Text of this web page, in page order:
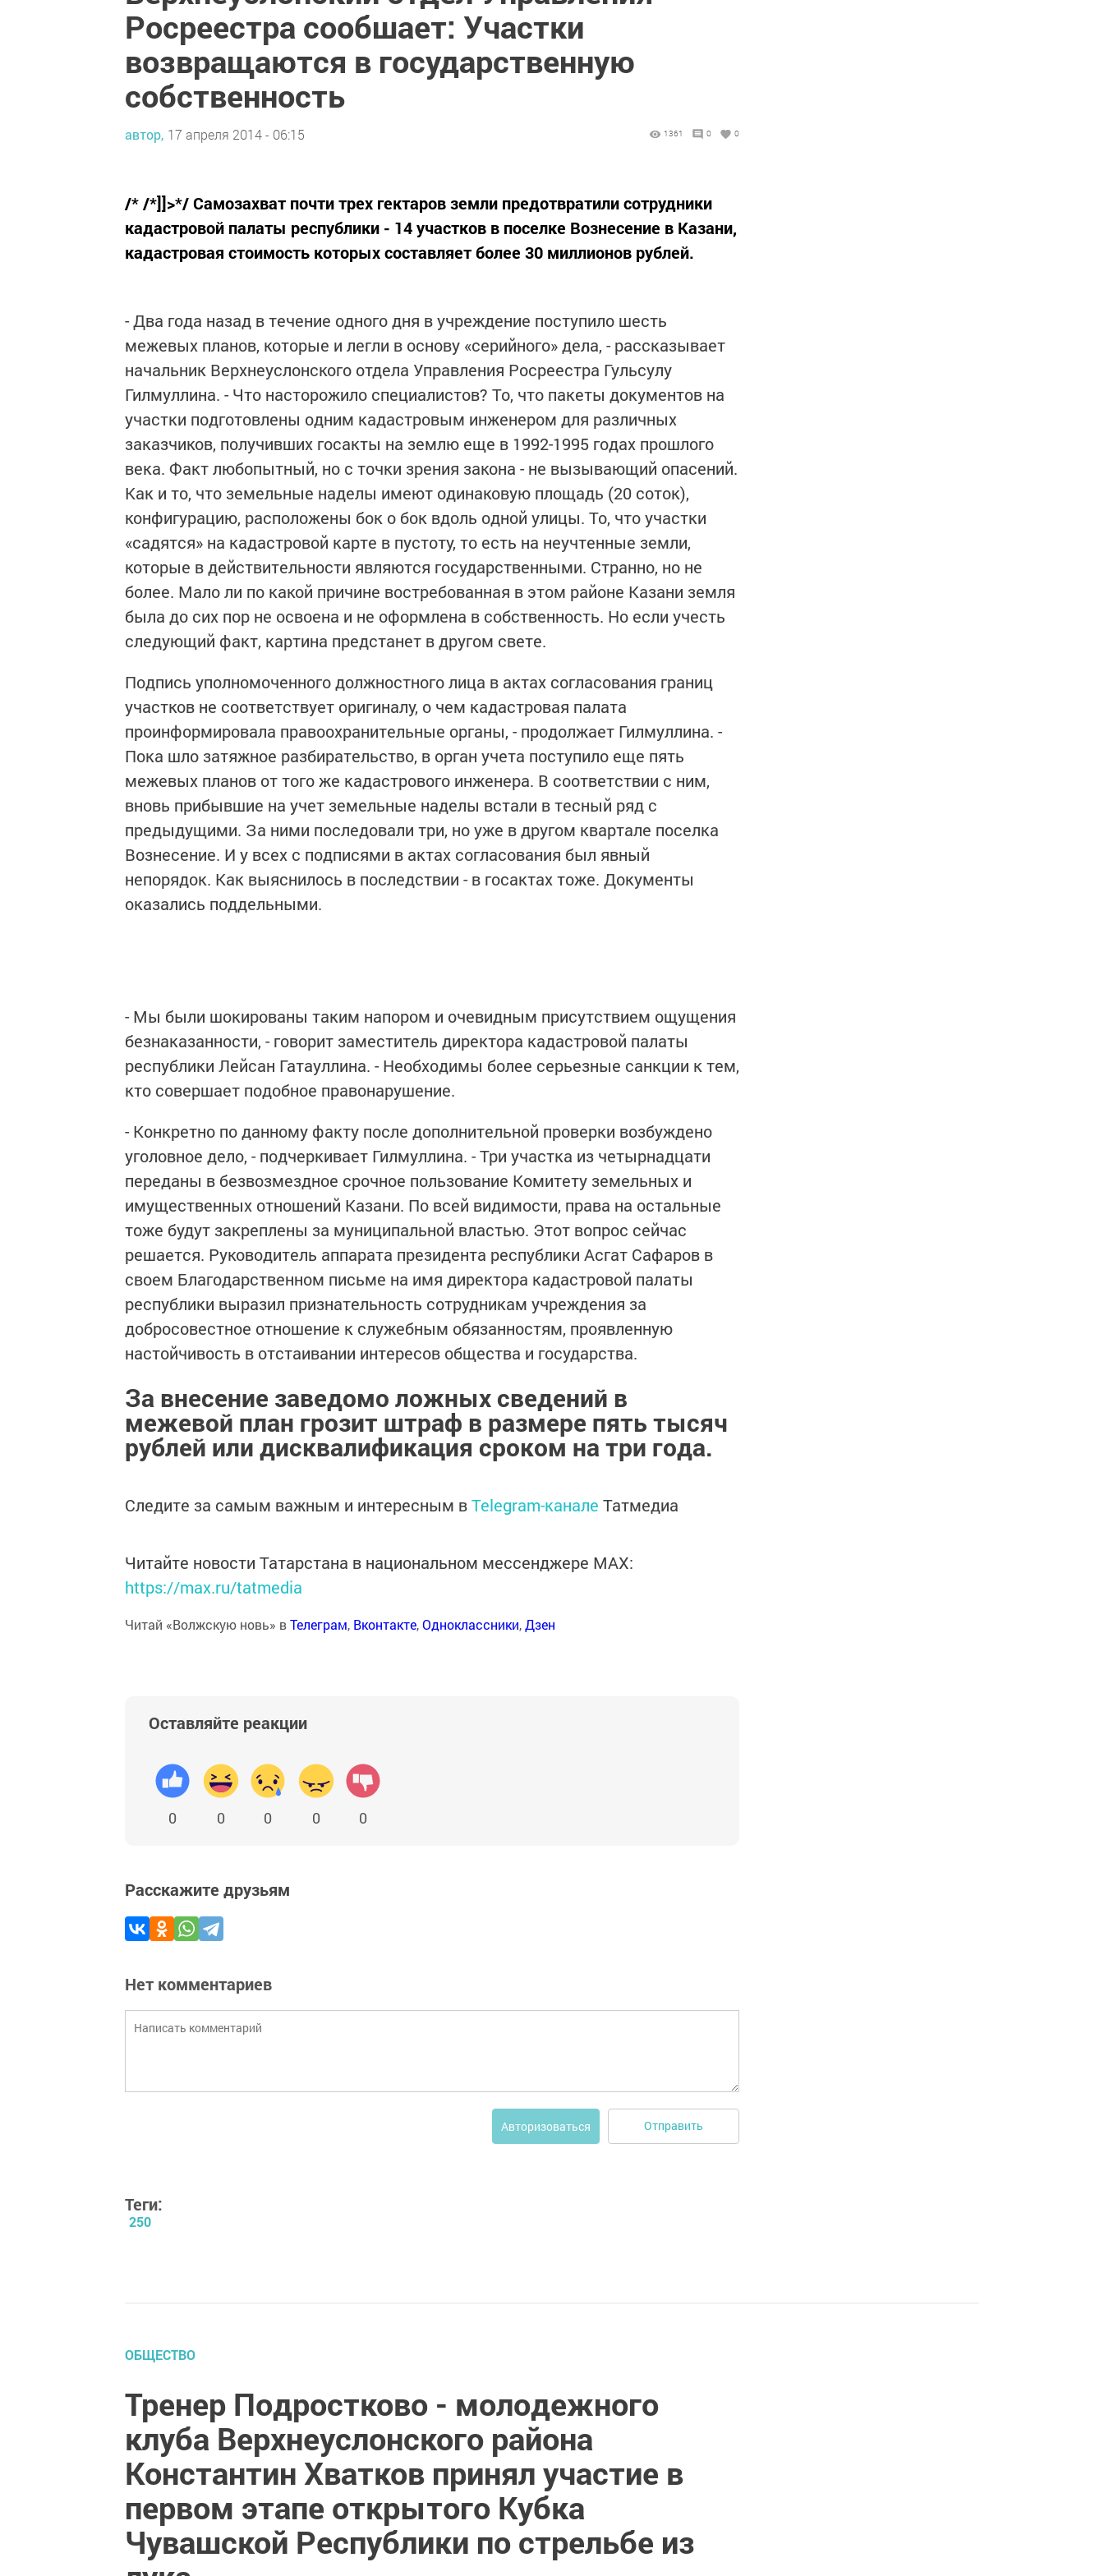
Росреестра сообшает: Участки
возвращаются в государственную
собственность
автор, 17 апреля 2014 - 06:15 1361 0 0
/* /*]]>*/ Самозахват почти трех гектаров земли предотвратили сотрудники
кадастровой палаты республики - 14 участков в поселке Вознесение в Казани,
кадастровая стоимость которых составляет более 30 миллионов рублей.
- Два года назад в течение одного дня в учреждение поступило шесть
межевых планов, которые и легли в основу «серийного» дела, - рассказывает
начальник Верхнеуслонского отдела Управления Росреестра Гульсулу
Гилмуллина. - Что насторожило специалистов? То, что пакеты документов на
участки подготовлены одним кадастровым инженером для различных
заказчиков, получивших госакты на землю еще в 1992-1995 годах прошлого
века. Факт любопытный, но с точки зрения закона - не вызывающий опасений.
Как и то, что земельные наделы имеют одинаковую площадь (20 соток),
конфигурацию, расположены бок о бок вдоль одной улицы. То, что участки
«садятся» на кадастровой карте в пустоту, то есть на неучтенные земли,
которые в действительности являются государственными. Странно, но не
более. Мало ли по какой причине востребованная в этом районе Казани земля
была до сих пор не освоена и не оформлена в собственность. Но если учесть
следующий факт, картина предстанет в другом свете.
Подпись уполномоченного должностного лица в актах согласования границ
участков не соответствует оригиналу, о чем кадастровая палата
проинформировала правоохранительные органы, - продолжает Гилмуллина. -
Пока шло затяжное разбирательство, в орган учета поступило еще пять
межевых планов от того же кадастрового инженера. В соответствии с ним,
вновь прибывшие на учет земельные наделы встали в тесный ряд с
предыдущими. За ними последовали три, но уже в другом квартале поселка
Вознесение. И у всех с подписями в актах согласования был явный
непорядок. Как выяснилось в последствии - в госактах тоже. Документы
оказались поддельными.
- Мы были шокированы таким напором и очевидным присутствием ощущения
безнаказанности, - говорит заместитель директора кадастровой палаты
республики Лейсан Гатауллина. - Необходимы более серьезные санкции к тем,
кто совершает подобное правонарушение.
- Конкретно по данному факту после дополнительной проверки возбуждено
уголовное дело, - подчеркивает Гилмуллина. - Три участка из четырнадцати
переданы в безвозмездное срочное пользование Комитету земельных и
имущественных отношений Казани. По всей видимости, права на остальные
тоже будут закреплены за муниципальной властью. Этот вопрос сейчас
решается. Руководитель аппарата президента республики Асгат Сафаров в
своем Благодарственном письме на имя директора кадастровой палаты
республики выразил признательность сотрудникам учреждения за
добросовестное отношение к служебным обязанностям, проявленную
настойчивость в отстаивании интересов общества и государства.
За внесение заведомо ложных сведений в
межевой план грозит штраф в размере пять тысяч
рублей или дисквалификация сроком на три года.
Следите за самым важным и интересным вTelegram-канале Татмедиа
Читайте новости Татарстана в национальном мессенджере MАХ:
https://max.ru/tatmedia
Читай «Волжскую новь» вТелеграм, Вконтакте,Одноклассники,Дзен
Оставляйте реакции
0 0 0 0 0
Расскажите друзьям
Нет комментариев
Авторизоваться Отправить
Теги:
250
ОБЩЕСТВО
Тренер Подростково - молодежного
клуба Верхнеуслонского района
Константин Хватков принял участие в
первом этапе открытого Кубка
Чувашской Республики по стрельбе из